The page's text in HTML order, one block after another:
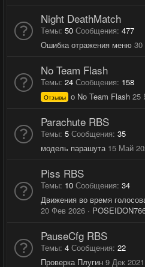
Night DeathMatch
Темы 50 Сообщения 477
Ошибка отражения меню
No Team Flash
Темы 24 Сообщения 158
Отзывы о No Team Flash 25
Parachute RBS
Темы 5 Сообщения 35
модель парашута 15 Май
Piss RBS
Темы 10 Сообщения 34
Движения во время
20 Фев 2026
PauseCfg RBS
Темы 4 Сообщения 22
Проверка Плугин 9 Дек 2021